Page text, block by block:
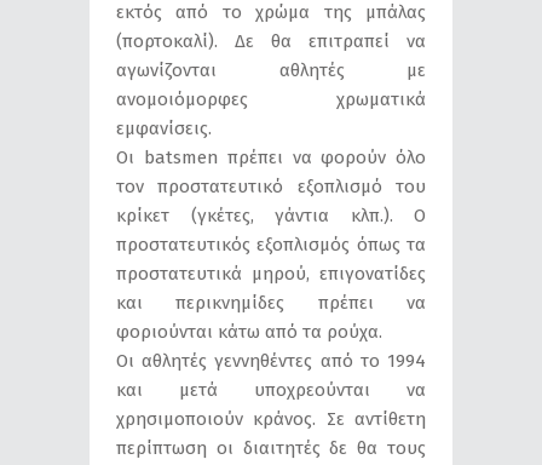
εκτός από το χρώμα της μπάλας
(πορτοκαλί). Δε θα επιτραπεί να
αγωνίζονται αθλητές με
ανομοιόμορφες χρωματικά
εμφανίσεις.
Οι batsmen πρέπει να φορούν όλο
τον προστατευτικό εξοπλισμό του
κρίκετ (γκέτες, γάντια κλπ.). Ο
προστατευτικός εξοπλισμός όπως τα
προστατευτικά μηρού, επιγονατίδες
και περικνημίδες πρέπει να
φοριούνται κάτω από τα ρούχα.
Οι αθλητές γεννηθέντες από το 1994
και μετά υποχρεούνται να
χρησιμοποιούν κράνος. Σε αντίθετη
περίπτωση οι διαιτητές δε θα τους